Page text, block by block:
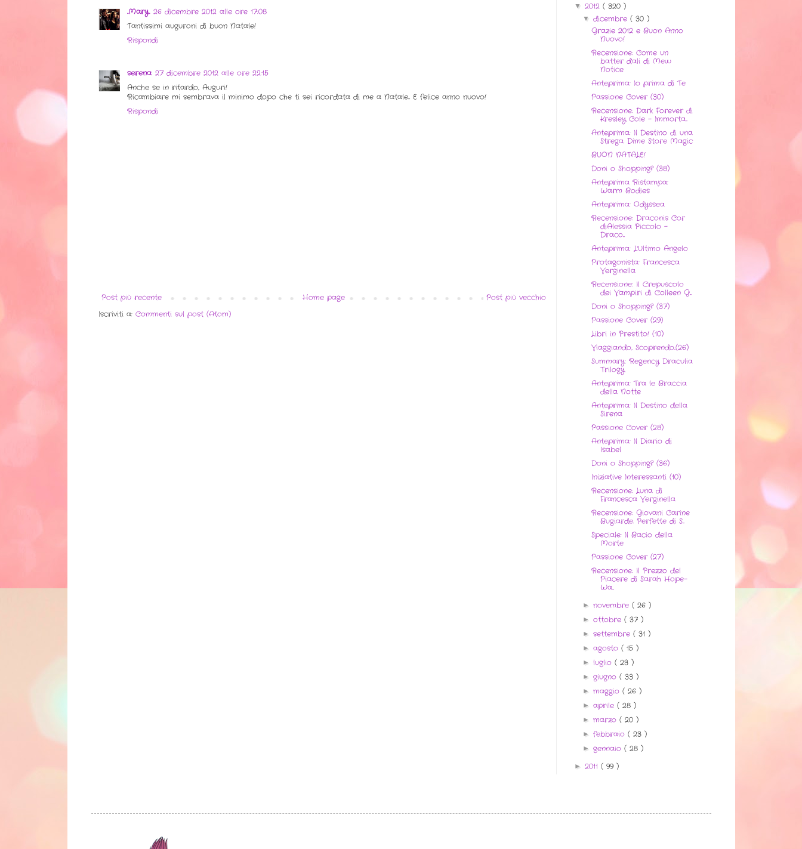
..Mary.. 26 dicembre 2012 alle ore 17:08
Tantissimi auguroni di buon Natale!
Rispondi
serena 27 dicembre 2012 alle ore 22:15
Anche se in ritardo, Auguri!
Ricambiare mi sembrava il minimo dopo che ti sei ricordata di me a Natale... E felice anno nuovo!
Rispondi
Post più recente Post più vecchio
Home page
Iscriviti a: Commenti sul post (Atom)
▼ 2012 ( 320 )
▼ dicembre ( 30 )
Grazie 2012 e Buon Anno
Nuovo!
Recensione: Come un
batter d'ali di Mew
Notice
Anteprima: Io prima di Te
Passione Cover (30)
Recensione: Dark Forever di
Kresley Cole - Immorta...
Anteprima: Il Destino di una
Strega. Dime Store Magic
BUON NATALE!
Doni o Shopping? (38)
Anteprima Ristampa:
Warm Bodies
Anteprima: Odyssea
Recensione: Draconis Cor
diAlessia Piccolo -
Draco...
Anteprima: L'Ultimo Angelo
Protagonista: Francesca
Verginella
Recensione: Il Crepuscolo
dei Vampiri di Colleen G...
Doni o Shopping? (37)
Passione Cover (29)
Libri in Prestito! (10)
Viaggiando, Scoprendo..(26)
Summary: Regency Draculia
Trilogy
Anteprima: Tra le Braccia
della Notte
Anteprima: Il Destino della
Sirena
Passione Cover (28)
Anteprima: Il Diario di
Isabel
Doni o Shopping? (36)
Iniziative Interessanti (10)
Recensione: Luna di
Francesca Verginella
Recensione: Giovani Carine
Bugiarde. Perfette di S...
Speciale: Il Bacio della
Morte
Passione Cover (27)
Recensione: Il Prezzo del
Piacere di Sarah Hope-
Wa...
► novembre ( 26 )
► ottobre ( 37 )
► settembre ( 31 )
► agosto ( 15 )
► luglio ( 23 )
► giugno ( 33 )
► maggio ( 26 )
► aprile ( 28 )
► marzo ( 20 )
► febbraio ( 23 )
► gennaio ( 28 )
► 2011 ( 99 )